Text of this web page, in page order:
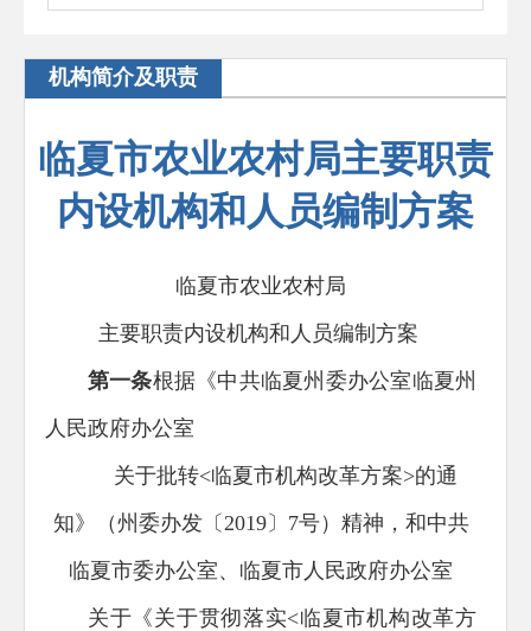
机构简介及职责
临夏市农业农村局主要职责
内设机构和人员编制方案
临夏市农业农村局
主要职责内设机构和人员编制方案
第一条根据《中共临夏州委办公室临夏州
人民政府办公室
关于批转<临夏市机构改革方案>的通
知》（州委办发〔2019〕7号）精神，和中共
临夏市委办公室、临夏市人民政府办公室
关于《关于贯彻落实<临夏市机构改革方